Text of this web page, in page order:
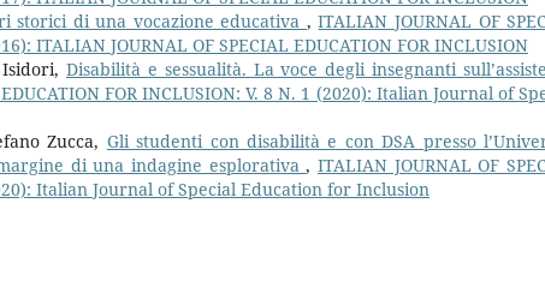
storici di una vocazione educativa ,ITALIAN JOURNAL OF
ITALIAN JOURNAL OF SPECIAL EDUCATION FOR INCLUSION
Disabilità e sessualità. La voce degli insegnanti
FOR INCLUSION: V. 8 N. 1 (2020): Italian Journal of
Zucca, Gli studenti con disabilità e con DSA presso
di una indagine esplorativa,ITALIAN JOURNAL OF
Italian Journal of Special Education for Inclusion